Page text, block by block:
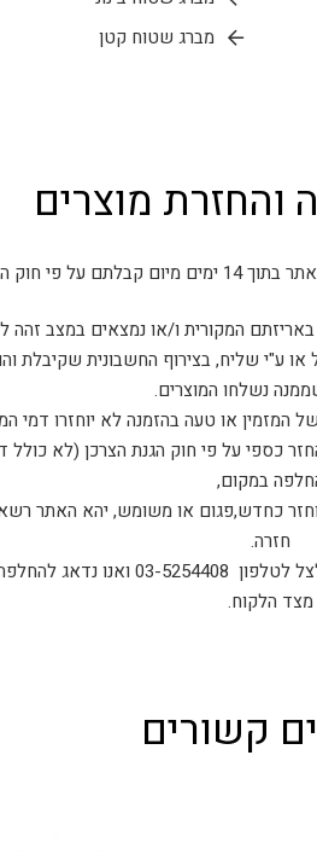
מברג שטוח קטן
והחזרת מוצרים
חוק הגנת הצרכן.
או ע"י שליח, בצירוף החשבונית שקיבלת
נשלחו המוצרים.
המזמין או טעה בהזמנה לא יוחזרו דמי
כספי על פי חוק הגנת הצרכן (לא
במקום,
כחדש,פגום או משומש, יהא האתר
חזרה.
במקרה בו המוצר אותו קיבלת לא היה תקין בעת
מצד הלקוח.
קשורים